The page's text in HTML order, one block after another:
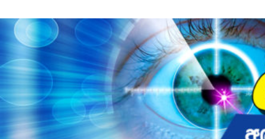
to
contentvinivida.lk